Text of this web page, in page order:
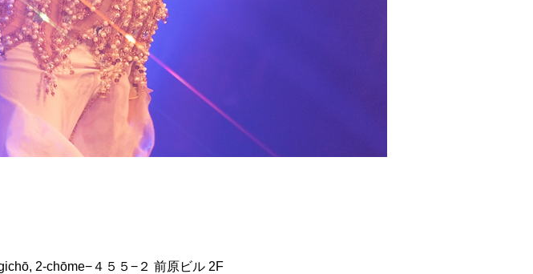
2-chōme−４５５−２ 前原ビル 2F